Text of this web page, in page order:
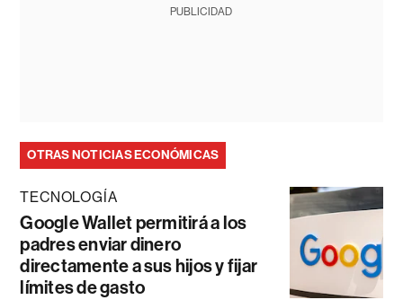
PUBLICIDAD
OTRAS NOTICIAS ECONÓMICAS
TECNOLOGÍA
Google Wallet permitirá a los
padres enviar dinero
directamente a sus hijos y fijar
límites de gasto